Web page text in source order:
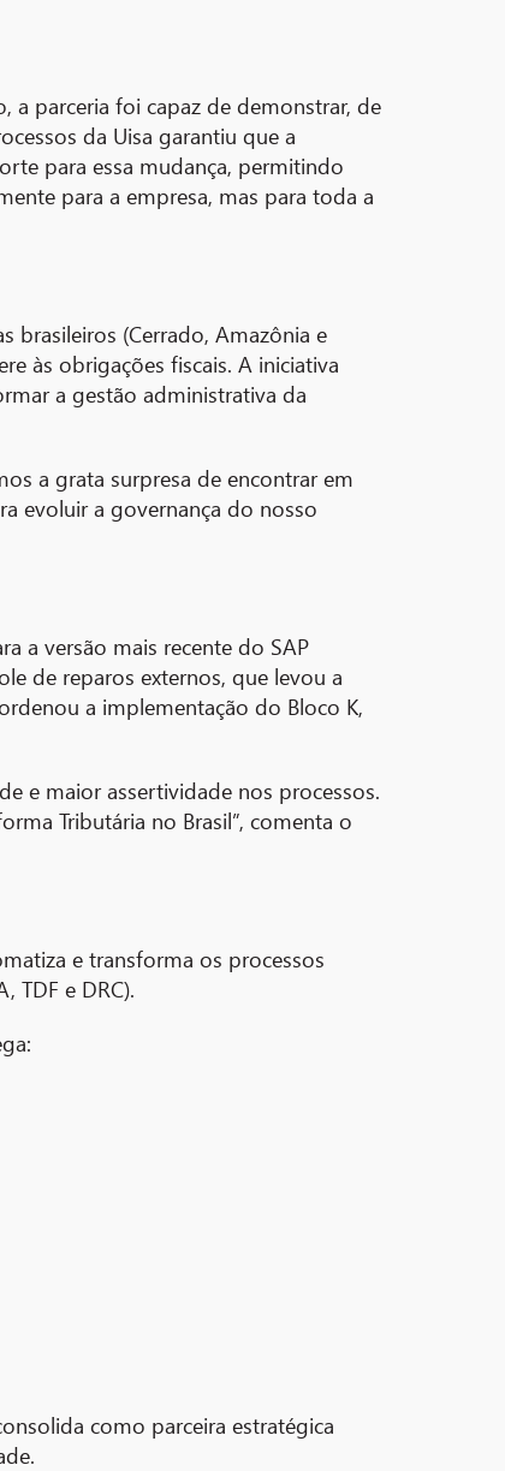
a parceria foi capaz de demonstrar, de
da Uisa garantiu que a
para essa mudança, permitindo
para a empresa, mas para toda a
brasileiros (Cerrado, Amazônia e
às obrigações fiscais. A iniciativa
a gestão administrativa da
a grata surpresa de encontrar em
evoluir a governança do nosso
a versão mais recente do SAP
de reparos externos, que levou a
a implementação do Bloco K,
e maior assertividade nos processos.
Tributária no Brasil”, comenta o
e transforma os processos
TDF e DRC).
como parceira estratégica